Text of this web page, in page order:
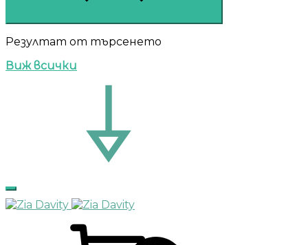
Резултат от търсенето
Виж всички